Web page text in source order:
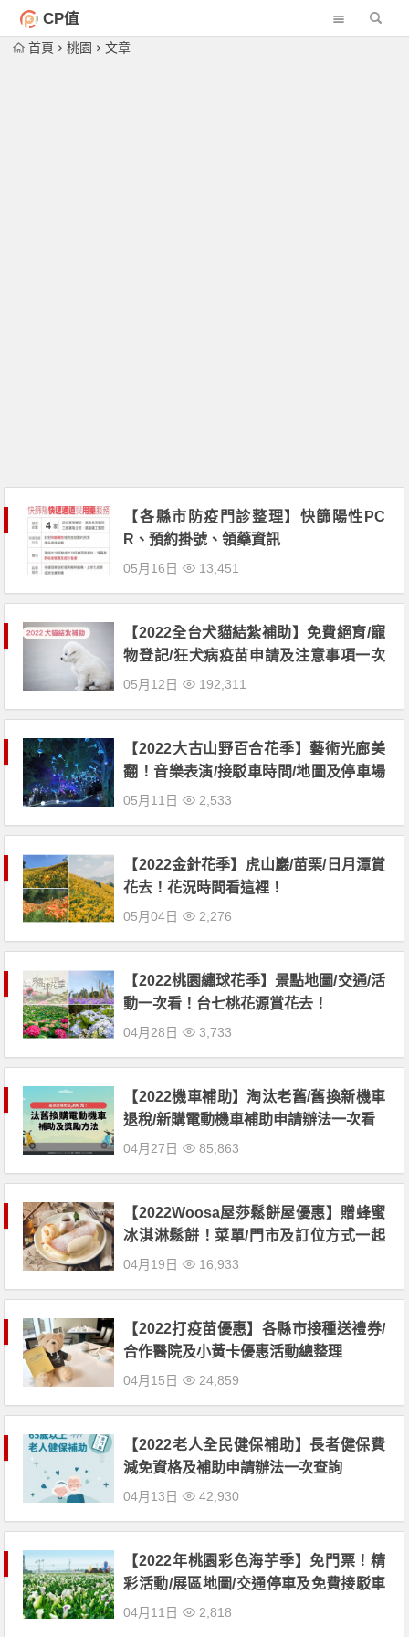
CP值
首頁 桃園 文章
【各縣市防疫門診整理】快篩陽性PC
R、預約掛號、領藥資訊
05月16日 13,451
【2022全台犬貓結紮補助】免費絕育/寵
物登記/狂犬病疫苗申請及注意事項一次
看
05月12日 192,311
【2022大古山野百合花季】藝術光廊美
翻！音樂表演/接駁車時間/地圖及停車場
一起看！
05月11日 2,533
【2022金針花季】虎山巖/苗栗/日月潭賞
花去！花況時間看這裡！
05月04日 2,276
【2022桃園繡球花季】景點地圖/交通/活
動一次看！台七桃花源賞花去！
04月28日 3,733
【2022機車補助】淘汰老舊/舊換新機車
退稅/新購電動機車補助申請辦法一次看
04月27日 85,863
【2022Woosa屋莎鬆餅屋優惠】贈蜂蜜
冰淇淋鬆餅！菜單/門市及訂位方式一起
看
04月19日 16,933
【2022打疫苗優惠】各縣市接種送禮券/
合作醫院及小黃卡優惠活動總整理
04月15日 24,859
【2022老人全民健保補助】長者健保費
減免資格及補助申請辦法一次查詢
04月13日 42,930
【2022年桃園彩色海芋季】免門票！精
彩活動/展區地圖/交通停車及免費接駁車
一次看
04月11日 2,818